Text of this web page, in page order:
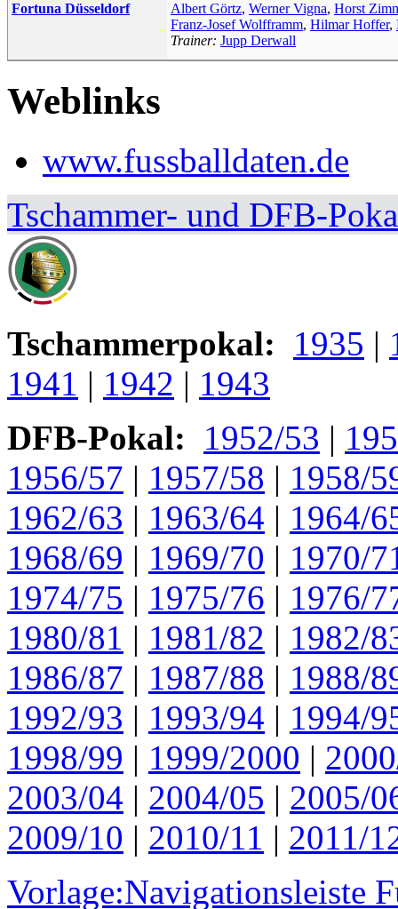
Fortuna Düsseldorf
Albert Görtz, Werner Vigna, Horst
Franz-Josef Wolfframm, Hilmar Hoffer,
Trainer: Jupp Derwall
Weblinks
www.fussballdaten.de
Tschammer- und DFB-
Tschammerpokal: 1935 |
1941 | 1942 | 1943
DFB-Pokal:
1952/53 |
1956/57 | 1957/58 | 1958/
1962/63 | 1963/64 | 1964/
1968/69 | 1969/70 | 1970/
1974/75 | 1975/76 | 1976/
1980/81 | 1981/82 | 1982/
1986/87 | 1987/88 | 1988/
1992/93 | 1993/94 | 1994/
1998/99 | 1999/2000 |
2003/04 | 2004/05 | 2005/
2009/10 | 2010/11 | 2011/
Vorlage:Navigationsleiste